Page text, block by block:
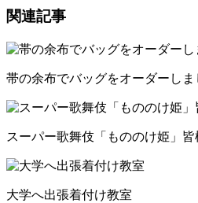
関連記事
帯の余布でバッグをオーダーしま
スーパー歌舞伎「もののけ姫」
大学へ出張着付け教室